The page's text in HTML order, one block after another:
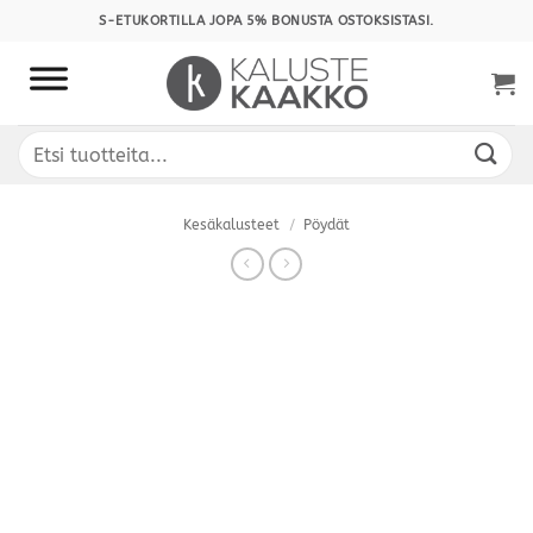
content
S-ETUKORTILLA JOPA 5% BONUSTA OSTOKSISTASI.
Etsi:
Kesäkalusteet / Pöydät